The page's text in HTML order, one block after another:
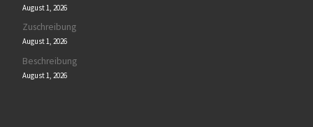
August 1, 2026
Zuschreibung
August 1, 2026
Beschreibung
August 1, 2026